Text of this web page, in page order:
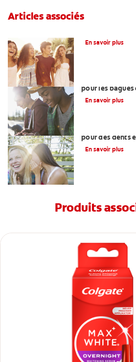
Articles associés
En savoir plus
pour les
En savoir plus
pour des dents
En savoir plus
Produits